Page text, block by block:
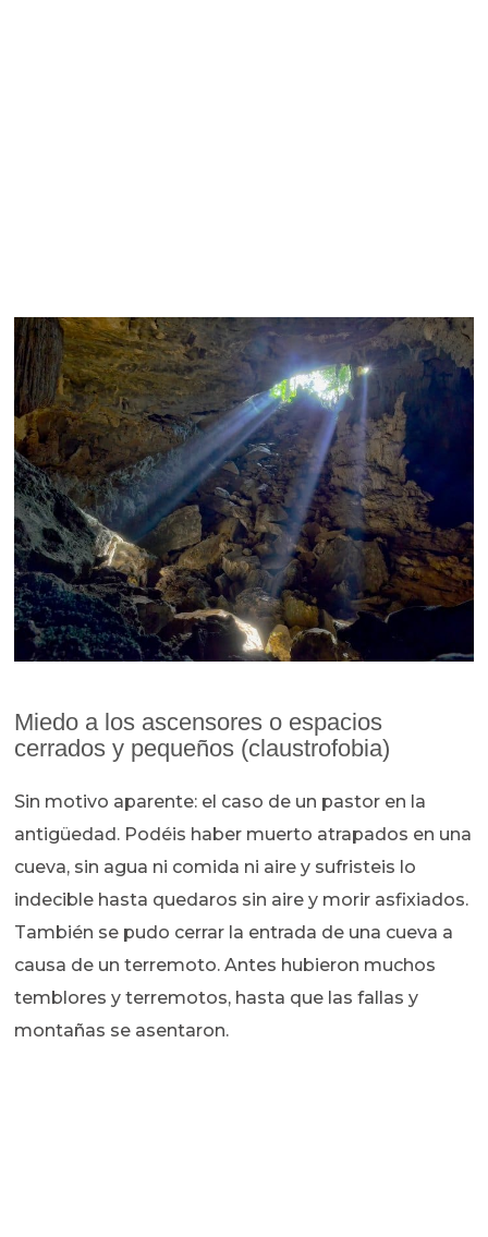
Miedo a los ascensores o espacios
cerrados y pequeños (claustrofobia)
Sin motivo aparente: el caso de un pastor en la
antigüedad. Podéis haber muerto atrapados en una
cueva, sin agua ni comida ni aire y sufristeis lo
indecible hasta quedaros sin aire y morir asfixiados.
También se pudo cerrar la entrada de una cueva a
causa de un terremoto. Antes hubieron muchos
temblores y terremotos, hasta que las fallas y
montañas se asentaron.